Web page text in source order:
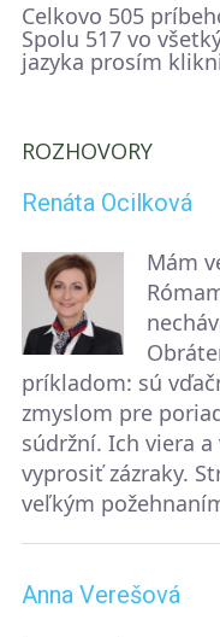
Celkovo 505
Spolu 517 vo
jazyka prosím
ROZHOVORY
Renáta Ocilková
Mám
príkladom: sú
zmyslom pre
súdržní. Ich viera
vyprosiť zázraky.
veľkým
Anna Verešová